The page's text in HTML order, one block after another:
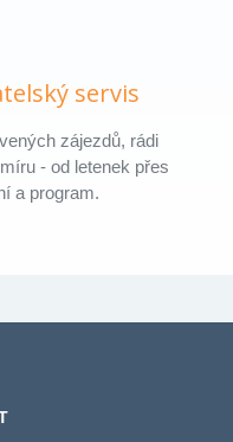
servis
zájezdů, rádi
- od letenek přes
a program.